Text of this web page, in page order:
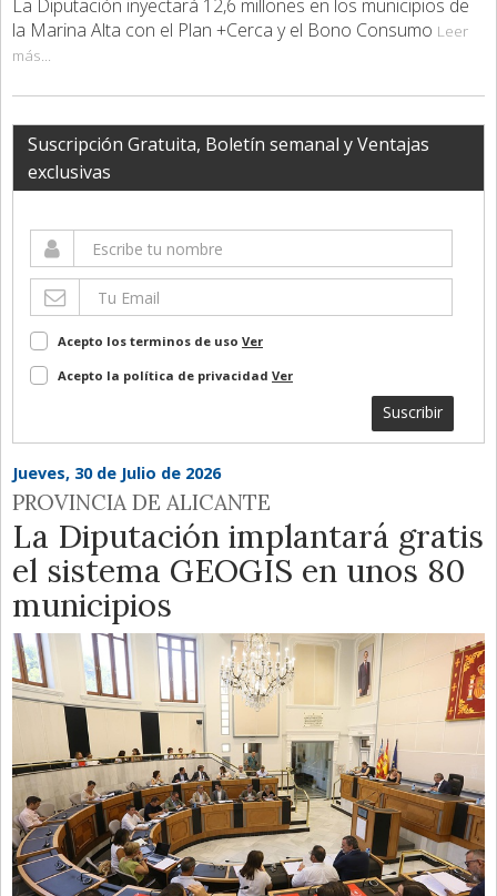
La Diputación inyectará 12,6 millones en los municipios de
la Marina Alta con el Plan +Cerca y el Bono Consumo Leer
más...
Suscripción Gratuita, Boletín semanal y Ventajas
exclusivas
Acepto los terminos de uso Ver
Acepto la política de privacidad Ver
Suscribir
Jueves, 30 de Julio de 2026
PROVINCIA DE ALICANTE
La Diputación implantará gratis
el sistema GEOGIS en unos 80
municipios